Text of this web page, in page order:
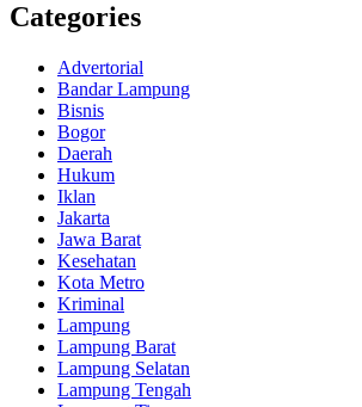
Categories
Advertorial
Bandar Lampung
Bisnis
Bogor
Daerah
Hukum
Iklan
Jakarta
Jawa Barat
Kesehatan
Kota Metro
Kriminal
Lampung
Lampung Barat
Lampung Selatan
Lampung Tengah